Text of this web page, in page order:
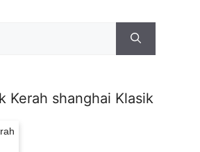
Kerah shanghai Klasik